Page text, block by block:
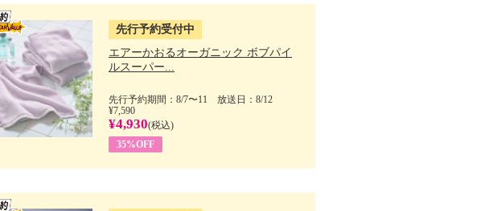
先行予約受付中
エアーかおるオーガニック ボブパイ
ルスーパー...
先行予約期間：8/7〜11 放送日：8/12
¥7,590
¥4,930(税込)
35%OFF